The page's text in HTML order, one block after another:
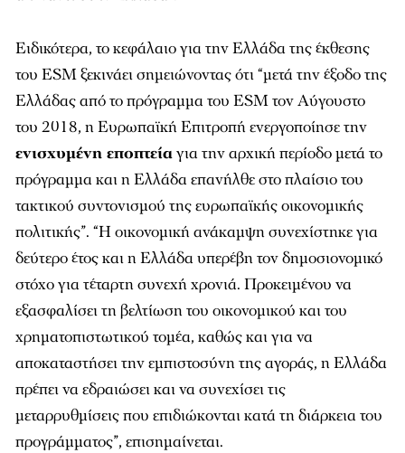
Ειδικότερα, το κεφάλαιο για την Ελλάδα της έκθεσης
του ESM ξεκινάει σημειώνοντας ότι “μετά την έξοδο της
Ελλάδας από το πρόγραμμα του ESM τον Αύγουστο
του 2018, η Ευρωπαϊκή Επιτροπή ενεργοποίησε την
ενισχυμένη εποπτείαγια την αρχική περίοδο μετά το
πρόγραμμα και η Ελλάδα επανήλθε στο πλαίσιο του
τακτικού συντονισμού της ευρωπαϊκής οικονομικής
πολιτικής”. “Η οικονομική ανάκαμψη συνεχίστηκε για
δεύτερο έτος και η Ελλάδα υπερέβη τον δημοσιονομικό
στόχο για τέταρτη συνεχή χρονιά. Προκειμένου να
εξασφαλίσει τη βελτίωση του οικονομικού και του
χρηματοπιστωτικού τομέα, καθώς και για να
αποκαταστήσει την εμπιστοσύνη της αγοράς, η Ελλάδα
πρέπει να εδραιώσει και να συνεχίσει τις
μεταρρυθμίσεις που επιδιώκονται κατά τη διάρκεια του
προγράμματος”, επισημαίνεται.